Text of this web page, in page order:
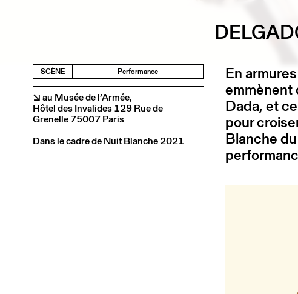
SCÈNE Performance
↘ au Musée de l’Armée,
Hôtel des Invalides 129 Rue de
Grenelle 75007 Paris
Dans le cadre de Nuit Blanche 2021
En
emmènent
Dada, et
pour
Blanche